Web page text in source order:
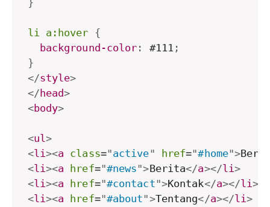
}
li a:hover {
background-color : #111 ;
}
</style>
</ head>
<body>
<ul>
<li><a class="active" href="#home">
<li><a href="#news">Berita</a></li>
<li><a href="#contact">Kontak</a></li>
<li><a href="#about">Tentang</a></li>